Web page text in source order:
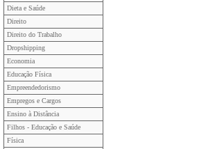
Dieta e Saúde
Direito
Direito do Trabalho
Dropshipping
Economia
Educação Física
Empreendedorismo
Empregos e Cargos
Ensino à Distância
Filhos - Educação e Saúde
Física